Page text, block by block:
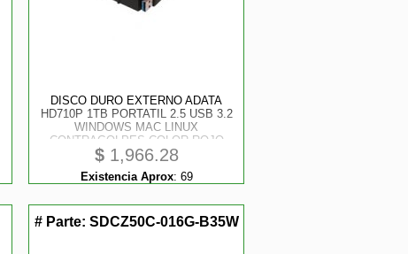
DISCO DURO EXTERNO ADATA
HD710P 1TB PORTATIL 2.5 USB 3.2
WINDOWS MAC LINUX
CONTRAGOLPES COLOR ROJO
AHD710P-1TU31-CRD
$1,966.28
Existencia Aprox: 69
# Parte: SDCZ50C-016G-B35W